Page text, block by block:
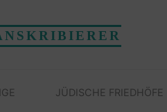
JÜDISCHE FRIEDHÖFE